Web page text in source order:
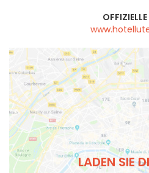
OFFIZIELLE
LADEN SIE